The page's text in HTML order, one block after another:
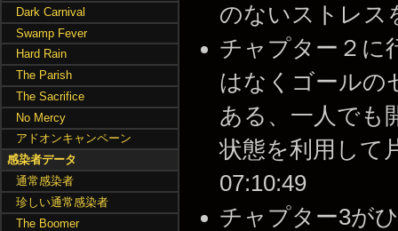
のないストレス
チャプター２に
はなくゴールの
ある、一人でも
状態を利用して
07:10:49
チャプター3が
Dark Carnival
Swamp Fever
Hard Rain
The Parish
The Sacrifice
No Mercy
アドオンキャンペーン
感染者データ
通常感染者
珍しい通常感染者
The Boomer